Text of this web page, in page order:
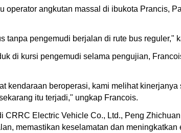
operator angkutan massal di ibukota Prancis,
tanpa pengemudi berjalan di rute bus reguler,"
di kursi pengemudi selama pengujian,
kendaraan beroperasi, kami melihat
itu terjadi," ungkap Francois.
CRRC Electric Vehicle Co., Ltd., Peng
memastikan keselamatan dan meningkatkan